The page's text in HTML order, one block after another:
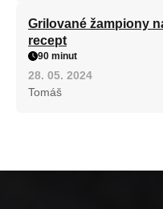
Grilované žampiony
recept
90 minut
28. 05. 2024
Tomáš